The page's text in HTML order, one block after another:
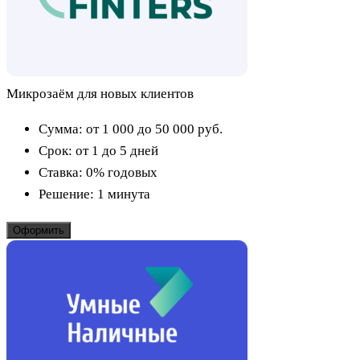
Микрозаём для новых клиентов
Сумма: от 1 000 до 50 000 руб.
Срок: от 1 до 5 дней
Ставка: 0% годовых
Решение: 1 минута
Оформить